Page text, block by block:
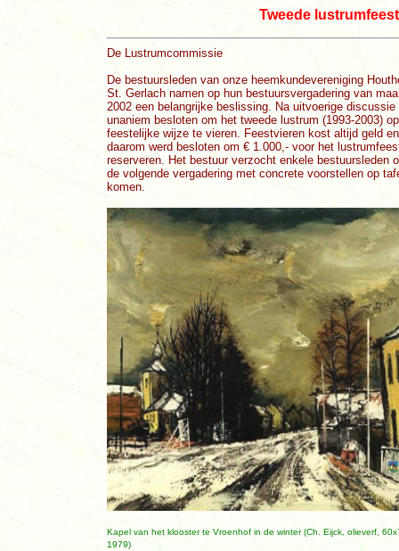
Tweede
De Lustrumcommissie
De bestuursleden van onze heemkundevereniging
St. Gerlach namen op hun bestuursvergadering van
2002 een belangrijke beslissing. Na uitvoerige discussie
unaniem besloten om het tweede lustrum (1993-2003)
feestelijke wijze te vieren. Feestvieren kost altijd geld en
daarom werd besloten om € 1.000,- voor het
reserveren. Het bestuur verzocht enkele bestuursleden
de volgende vergadering met concrete voorstellen op
komen.
Kapel van het klooster te Vroenhof in de winter (Ch. Eijck, olieverf,
1979)